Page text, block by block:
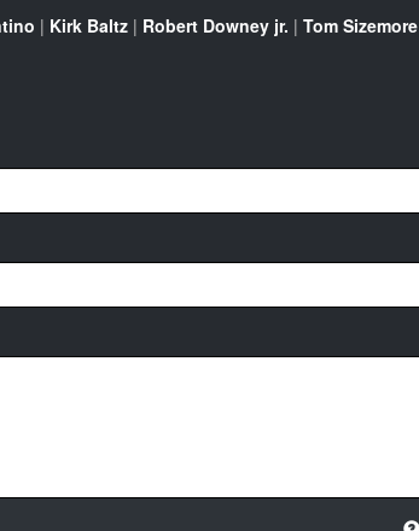
| Kirk Baltz | Robert Downey jr. | Tom Sizemore